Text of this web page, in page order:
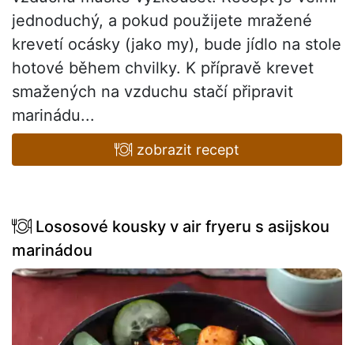
jednoduchý, a pokud použijete mražené
krevetí ocásky (jako my), bude jídlo na stole
hotové během chvilky. K přípravě krevet
smažených na vzduchu stačí připravit
marinádu...
zobrazit recept
Lososové kousky v air fryeru s asijskou
marinádou